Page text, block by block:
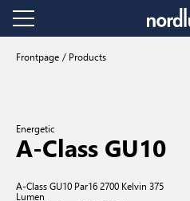
Frontpage Products
Energetic
A-Class GU10
A-Class GU10 Par16 2700 Kelvin 375
Lumen